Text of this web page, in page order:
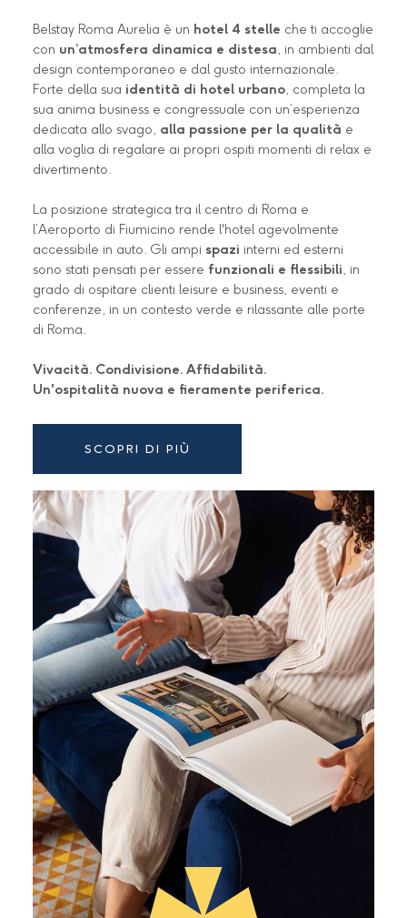
Belstay Roma Aurelia è un hotel 4 stelle che ti accoglie
con un’atmosfera dinamica e distesa, in ambienti dal
design contemporaneo e dal gusto internazionale.
Forte della sua identità di hotel urbano, completa la
sua anima business e congressuale con un’esperienza
dedicata allo svago, alla passione per la qualità e
alla voglia di regalare ai propri ospiti momenti di relax e
divertimento.
La posizione strategica tra il centro di Roma e
l’Aeroporto di Fiumicino rende l'hotel agevolmente
accessibile in auto. Gli ampi spazi interni ed esterni
sono stati pensati per essere funzionali e flessibili, in
grado di ospitare clienti leisure e business, eventi e
conferenze, in un contesto verde e rilassante alle porte
di Roma.
Vivacità. Condivisione. Affidabilità.
Un'ospitalità nuova e fieramente periferica.
SCOPRI DI PIÙ